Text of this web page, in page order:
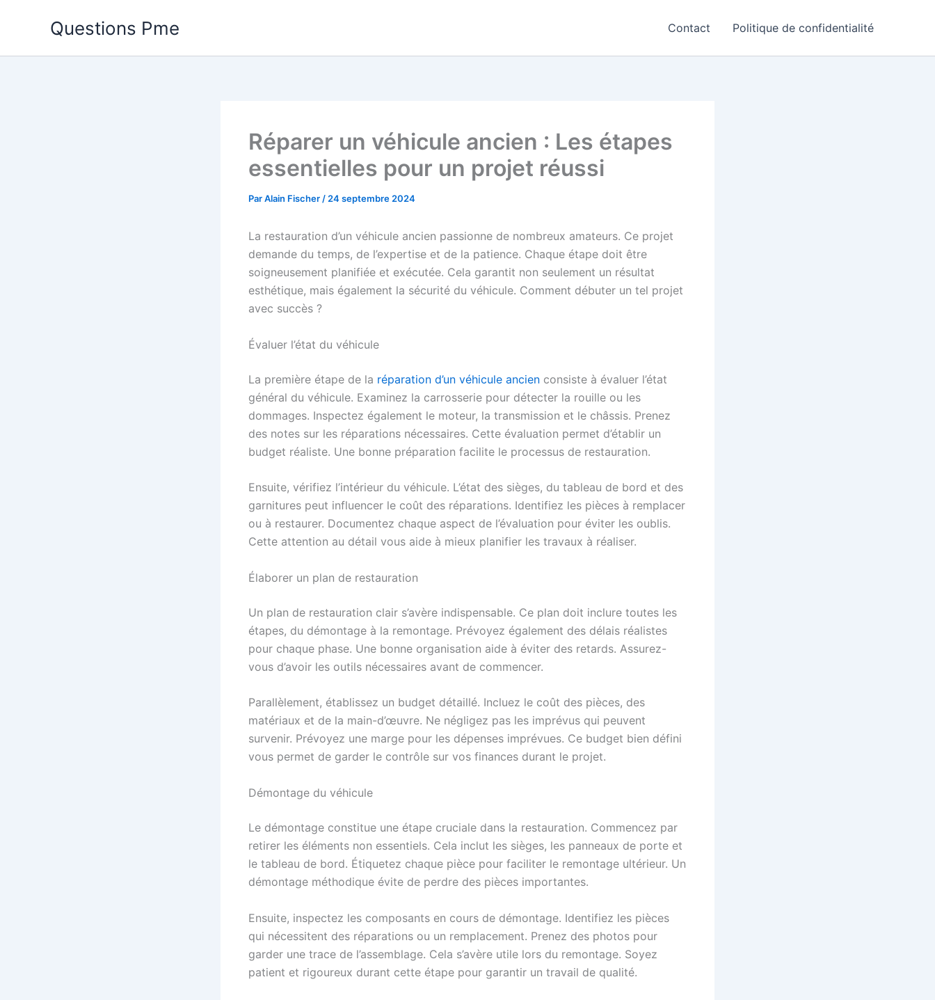
Questions Pme Contact Politique de confidentialité
Réparer un véhicule ancien : Les étapes
essentielles pour un projet réussi
ParAlain Fischer / 24 septembre 2024
La restauration d’un véhicule ancien passionne de nombreux amateurs. Ce projet
demande du temps, de l’expertise et de la patience. Chaque étape doit être
soigneusement planifiée et exécutée. Cela garantit non seulement un résultat
esthétique, mais également la sécurité du véhicule. Comment débuter un tel projet
avec succès ?
Évaluer l’état du véhicule
La première étape de la réparation d’un véhicule ancien consiste à évaluer l’état
général du véhicule. Examinez la carrosserie pour détecter la rouille ou les
dommages. Inspectez également le moteur, la transmission et le châssis. Prenez
des notes sur les réparations nécessaires. Cette évaluation permet d’établir un
budget réaliste. Une bonne préparation facilite le processus de restauration.
Ensuite, vérifiez l’intérieur du véhicule. L’état des sièges, du tableau de bord et des
garnitures peut influencer le coût des réparations. Identifiez les pièces à remplacer
ou à restaurer. Documentez chaque aspect de l’évaluation pour éviter les oublis.
Cette attention au détail vous aide à mieux planifier les travaux à réaliser.
Élaborer un plan de restauration
Un plan de restauration clair s’avère indispensable. Ce plan doit inclure toutes les
étapes, du démontage à la remontage. Prévoyez également des délais réalistes
pour chaque phase. Une bonne organisation aide à éviter des retards. Assurez-
vous d’avoir les outils nécessaires avant de commencer.
Parallèlement, établissez un budget détaillé. Incluez le coût des pièces, des
matériaux et de la main-d’œuvre. Ne négligez pas les imprévus qui peuvent
survenir. Prévoyez une marge pour les dépenses imprévues. Ce budget bien défini
vous permet de garder le contrôle sur vos finances durant le projet.
Démontage du véhicule
Le démontage constitue une étape cruciale dans la restauration. Commencez par
retirer les éléments non essentiels. Cela inclut les sièges, les panneaux de porte et
le tableau de bord. Étiquetez chaque pièce pour faciliter le remontage ultérieur. Un
démontage méthodique évite de perdre des pièces importantes.
Ensuite, inspectez les composants en cours de démontage. Identifiez les pièces
qui nécessitent des réparations ou un remplacement. Prenez des photos pour
garder une trace de l’assemblage. Cela s’avère utile lors du remontage. Soyez
patient et rigoureux durant cette étape pour garantir un travail de qualité.